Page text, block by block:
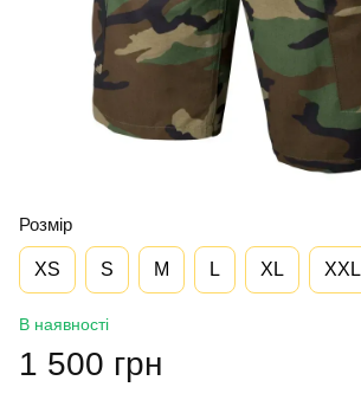
Розмір
XS S M L XL XXL
В наявності
1 500 грн